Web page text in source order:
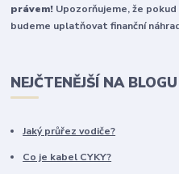
právem! Upozorňujeme, že
budeme uplatňovat finanční
NEJČTENĚJŠÍ NA BLOGU
Jaký průřez vodiče?
Co je kabel CYKY?